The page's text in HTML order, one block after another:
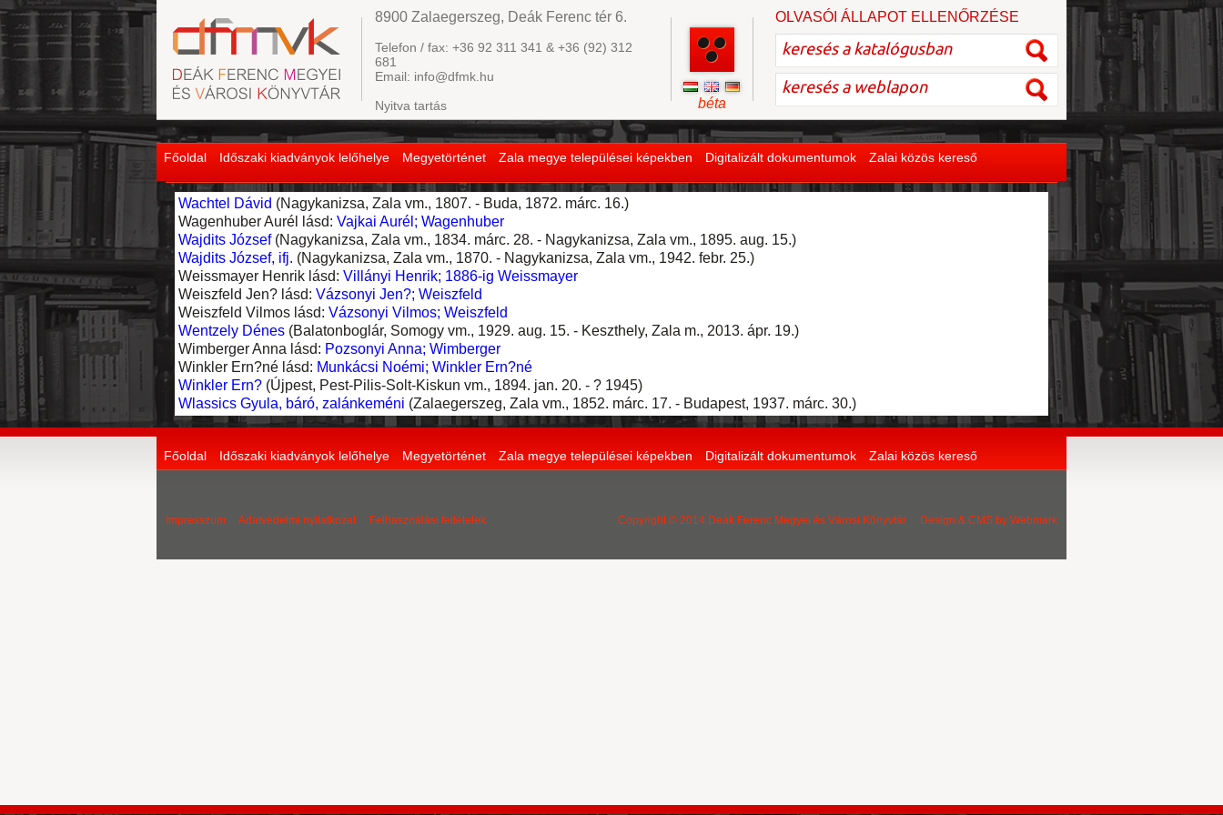
Főoldal Időszaki kiadványok lelőhelye Megyetörténet Zala megye települései képekben Digitalizált dokumentumok Zalai közös kereső
8900 Zalaegerszeg, Deák Ferenc tér 6.
Telefon / fax: +36 92 311 341 & +36 (92) 312
681
Email: info@dfmk.hu
Nyitva tartás
béta
OLVASÓI ÁLLAPOT ELLENŐRZÉSE
Wachtel Dávid (Nagykanizsa, Zala vm., 1807. - Buda, 1872. márc. 16.)
Wagenhuber Aurél lásd: Vajkai Aurél; Wagenhuber
Wajdits József(Nagykanizsa, Zala vm., 1834. márc. 28. - Nagykanizsa, Zala vm., 1895. aug. 15.)
Wajdits József, ifj. (Nagykanizsa, Zala vm., 1870. - Nagykanizsa, Zala vm., 1942. febr. 25.)
Weissmayer Henrik lásd: Villányi Henrik; 1886-ig Weissmayer
Weiszfeld Jen? lásd: Vázsonyi Jen?; Weiszfeld
Weiszfeld Vilmos lásd: Vázsonyi Vilmos; Weiszfeld
Wentzely Dénes (Balatonboglár, Somogy vm., 1929. aug. 15. - Keszthely, Zala m., 2013. ápr. 19.)
Wimberger Anna lásd: Pozsonyi Anna; Wimberger
Winkler Ern?né lásd: Munkácsi Noémi; Winkler Ern?né
Winkler Ern? (Újpest, Pest-Pilis-Solt-Kiskun vm., 1894. jan. 20. - ? 1945)
Wlassics Gyula, báró, zalánkeméni (Zalaegerszeg, Zala vm., 1852. márc. 17. - Budapest, 1937. márc. 30.)
Főoldal Időszaki kiadványok lelőhelye Megyetörténet Zala megye települései képekben Digitalizált dokumentumok Zalai közös kereső
Impresszum Adatvédelmi nyilatkozat Felhasználási feltételek Copyright © 2014 Deák Ferenc Megyei és Városi Könyvtár Design & CMS by Webmark